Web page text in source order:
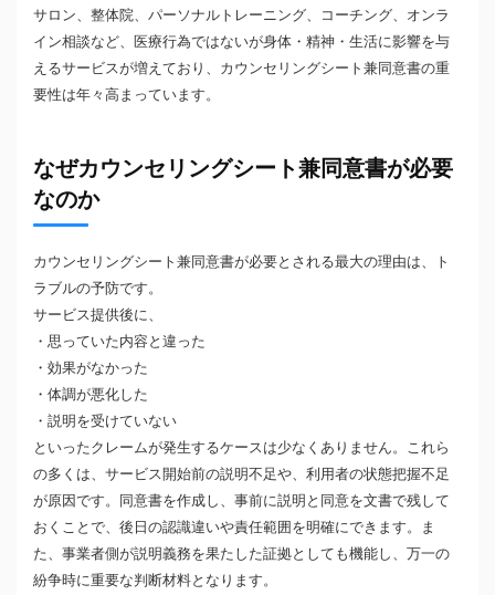
サロン、整体院、パーソナルトレーニング、コーチング、オンラ
イン相談など、医療行為ではないが身体・精神・生活に影響を与
えるサービスが増えており、カウンセリングシート兼同意書の重
要性は年々高まっています。
なぜカウンセリングシート兼同意書が必要
なのか
カウンセリングシート兼同意書が必要とされる最大の理由は、ト
ラブルの予防です。
サービス提供後に、
・思っていた内容と違った
・効果がなかった
・体調が悪化した
・説明を受けていない
といったクレームが発生するケースは少なくありません。これら
の多くは、サービス開始前の説明不足や、利用者の状態把握不足
が原因です。同意書を作成し、事前に説明と同意を文書で残して
おくことで、後日の認識違いや責任範囲を明確にできます。ま
た、事業者側が説明義務を果たした証拠としても機能し、万一の
紛争時に重要な判断材料となります。